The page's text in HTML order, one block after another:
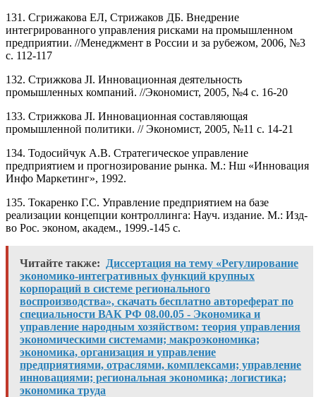
131. Сгрижакова ЕЛ, Стрижаков ДБ. Внедрение
интегрированного управления рисками на промышленном
предприятии. //Менеджмент в России и за рубежом, 2006, №3
с. 112-117
132. Стрижкова JI. Инновационная деятельность
промышленных компаний. //Экономист, 2005, №4 с. 16-20
133. Стрижкова JI. Инновационная составляющая
промышленной политики. // Экономист, 2005, №11 с. 14-21
134. Тодосийчук А.В. Стратегическое управление
предприятием и прогнозирование рынка. М.: Нш «Инновация
Инфо Маркетинг», 1992.
135. Токаренко Г.С. Управление предприятием на базе
реализации концепции контроллинга: Науч. издание. М.: Изд-
во Рос. эконом, академ., 1999.-145 с.
Читайте также:
Диссертация на тему «Регулирование
экономико-интегративных функций крупных
корпораций в системе регионального
воспроизводства», скачать бесплатно автореферат по
специальности ВАК РФ 08.00.05 - Экономика и
управление народным хозяйством: теория управления
экономическими системами; макроэкономика;
экономика, организация и управление
предприятиями, отраслями, комплексами; управление
инновациями; региональная экономика; логистика;
экономика труда